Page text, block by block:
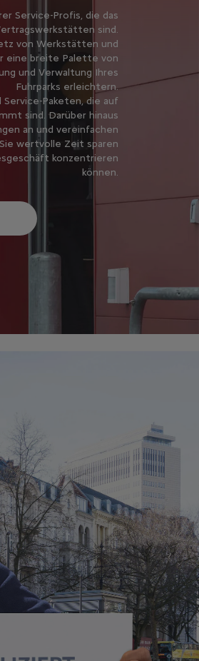
Service-Profis, die das
sind.
von Werkstätten und
eine breite Palette von
und Verwaltung Ihres
Fuhrparks erleichtern.
Paketen, die auf
sind. Darüber hinaus
an und vereinfachen
wertvolle Zeit sparen
konzentrieren
können.